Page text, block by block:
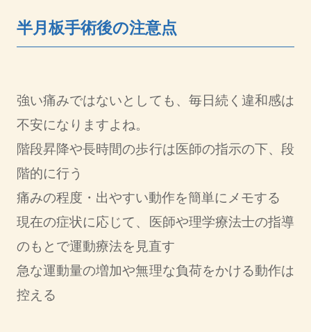
半月板手術後の注意点
強い痛みではないとしても、毎日続く違和感は
不安になりますよね。
階段昇降や長時間の歩行は医師の指示の下、段
階的に行う
痛みの程度・出やすい動作を簡単にメモする
現在の症状に応じて、医師や理学療法士の指導
のもとで運動療法を見直す
急な運動量の増加や無理な負荷をかける動作は
控える